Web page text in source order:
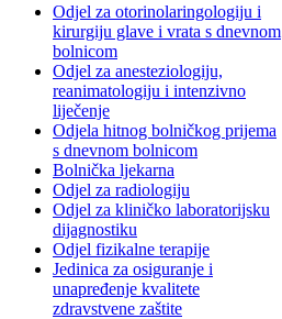
Odjel za otorinolaringologiju i
kirurgiju glave i vrata s dnevnom
bolnicom
Odjel za anesteziologiju,
reanimatologiju i intenzivno
liječenje
Odjela hitnog bolničkog prijema
s dnevnom bolnicom
Bolnička ljekarna
Odjel za radiologiju
Odjel za kliničko laboratorijsku
dijagnostiku
Odjel fizikalne terapije
Jedinica za osiguranje i
unapređenje kvalitete
zdravstvene zaštite